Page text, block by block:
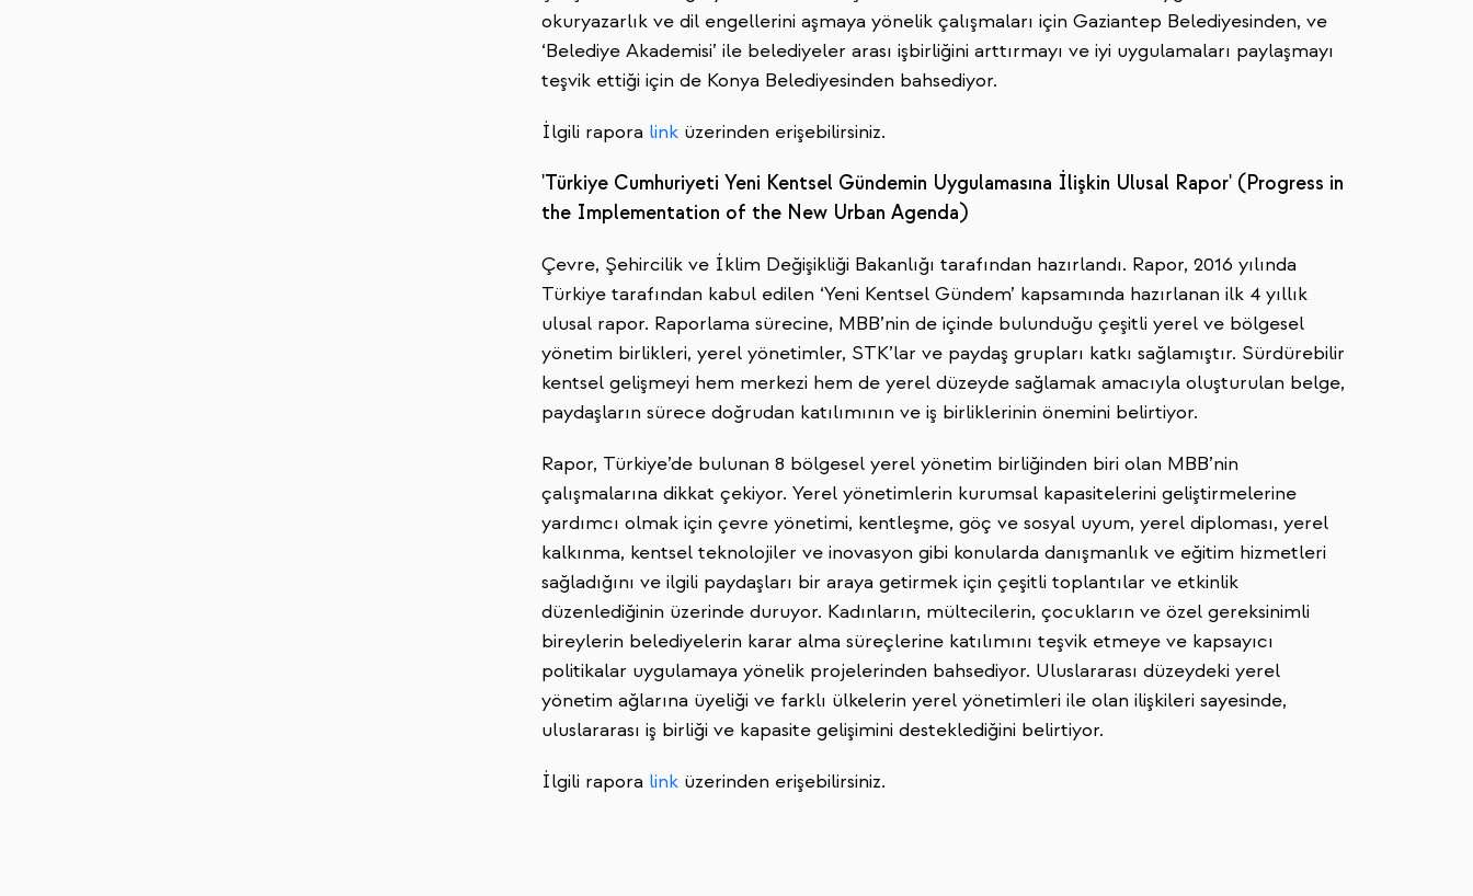
okuryazarlık ve dil engellerini aşmaya yönelik çalışmaları için Gaziantep Belediyesinden, ve
‘Belediye Akademisi’ ile belediyeler arası işbirliğini arttırmayı ve iyi uygulamaları paylaşmayı
teşvik ettiği için de Konya Belediyesinden bahsediyor.
İlgili rapora link üzerinden erişebilirsiniz.
'Türkiye Cumhuriyeti Yeni Kentsel Gündemin Uygulamasına İlişkin Ulusal Rapor' (Progress in
the Implementation of the New Urban Agenda)
Çevre, Şehircilik ve İklim Değişikliği Bakanlığı tarafından hazırlandı. Rapor, 2016 yılında
Türkiye tarafından kabul edilen ‘Yeni Kentsel Gündem’ kapsamında hazırlanan ilk 4 yıllık
ulusal rapor. Raporlama sürecine, MBB’nin de içinde bulunduğu çeşitli yerel ve bölgesel
yönetim birlikleri, yerel yönetimler, STK’lar ve paydaş grupları katkı sağlamıştır. Sürdürebilir
kentsel gelişmeyi hem merkezi hem de yerel düzeyde sağlamak amacıyla oluşturulan belge,
paydaşların sürece doğrudan katılımının ve iş birliklerinin önemini belirtiyor.
Rapor, Türkiye’de bulunan 8 bölgesel yerel yönetim birliğinden biri olan MBB’nin
çalışmalarına dikkat çekiyor. Yerel yönetimlerin kurumsal kapasitelerini geliştirmelerine
yardımcı olmak için çevre yönetimi, kentleşme, göç ve sosyal uyum, yerel diploması, yerel
kalkınma, kentsel teknolojiler ve inovasyon gibi konularda danışmanlık ve eğitim hizmetleri
sağladığını ve ilgili paydaşları bir araya getirmek için çeşitli toplantılar ve etkinlik
düzenlediğinin üzerinde duruyor. Kadınların, mültecilerin, çocukların ve özel gereksinimli
bireylerin belediyelerin karar alma süreçlerine katılımını teşvik etmeye ve kapsayıcı
politikalar uygulamaya yönelik projelerinden bahsediyor. Uluslararası düzeydeki yerel
yönetim ağlarına üyeliği ve farklı ülkelerin yerel yönetimleri ile olan ilişkileri sayesinde,
uluslararası iş birliği ve kapasite gelişimini desteklediğini belirtiyor.
İlgili rapora link üzerinden erişebilirsiniz.